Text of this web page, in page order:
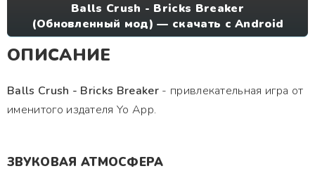
Balls Crush - Bricks Breaker
(Обновленный мод) — скачать с Android
ОПИСАНИЕ
Balls Crush - Bricks Breaker- привлекательная игра от
именитого издателя Yo App.
ЗВУКОВАЯ АТМОСФЕРА